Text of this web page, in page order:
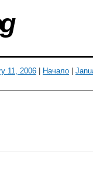
11, 2006 Начало